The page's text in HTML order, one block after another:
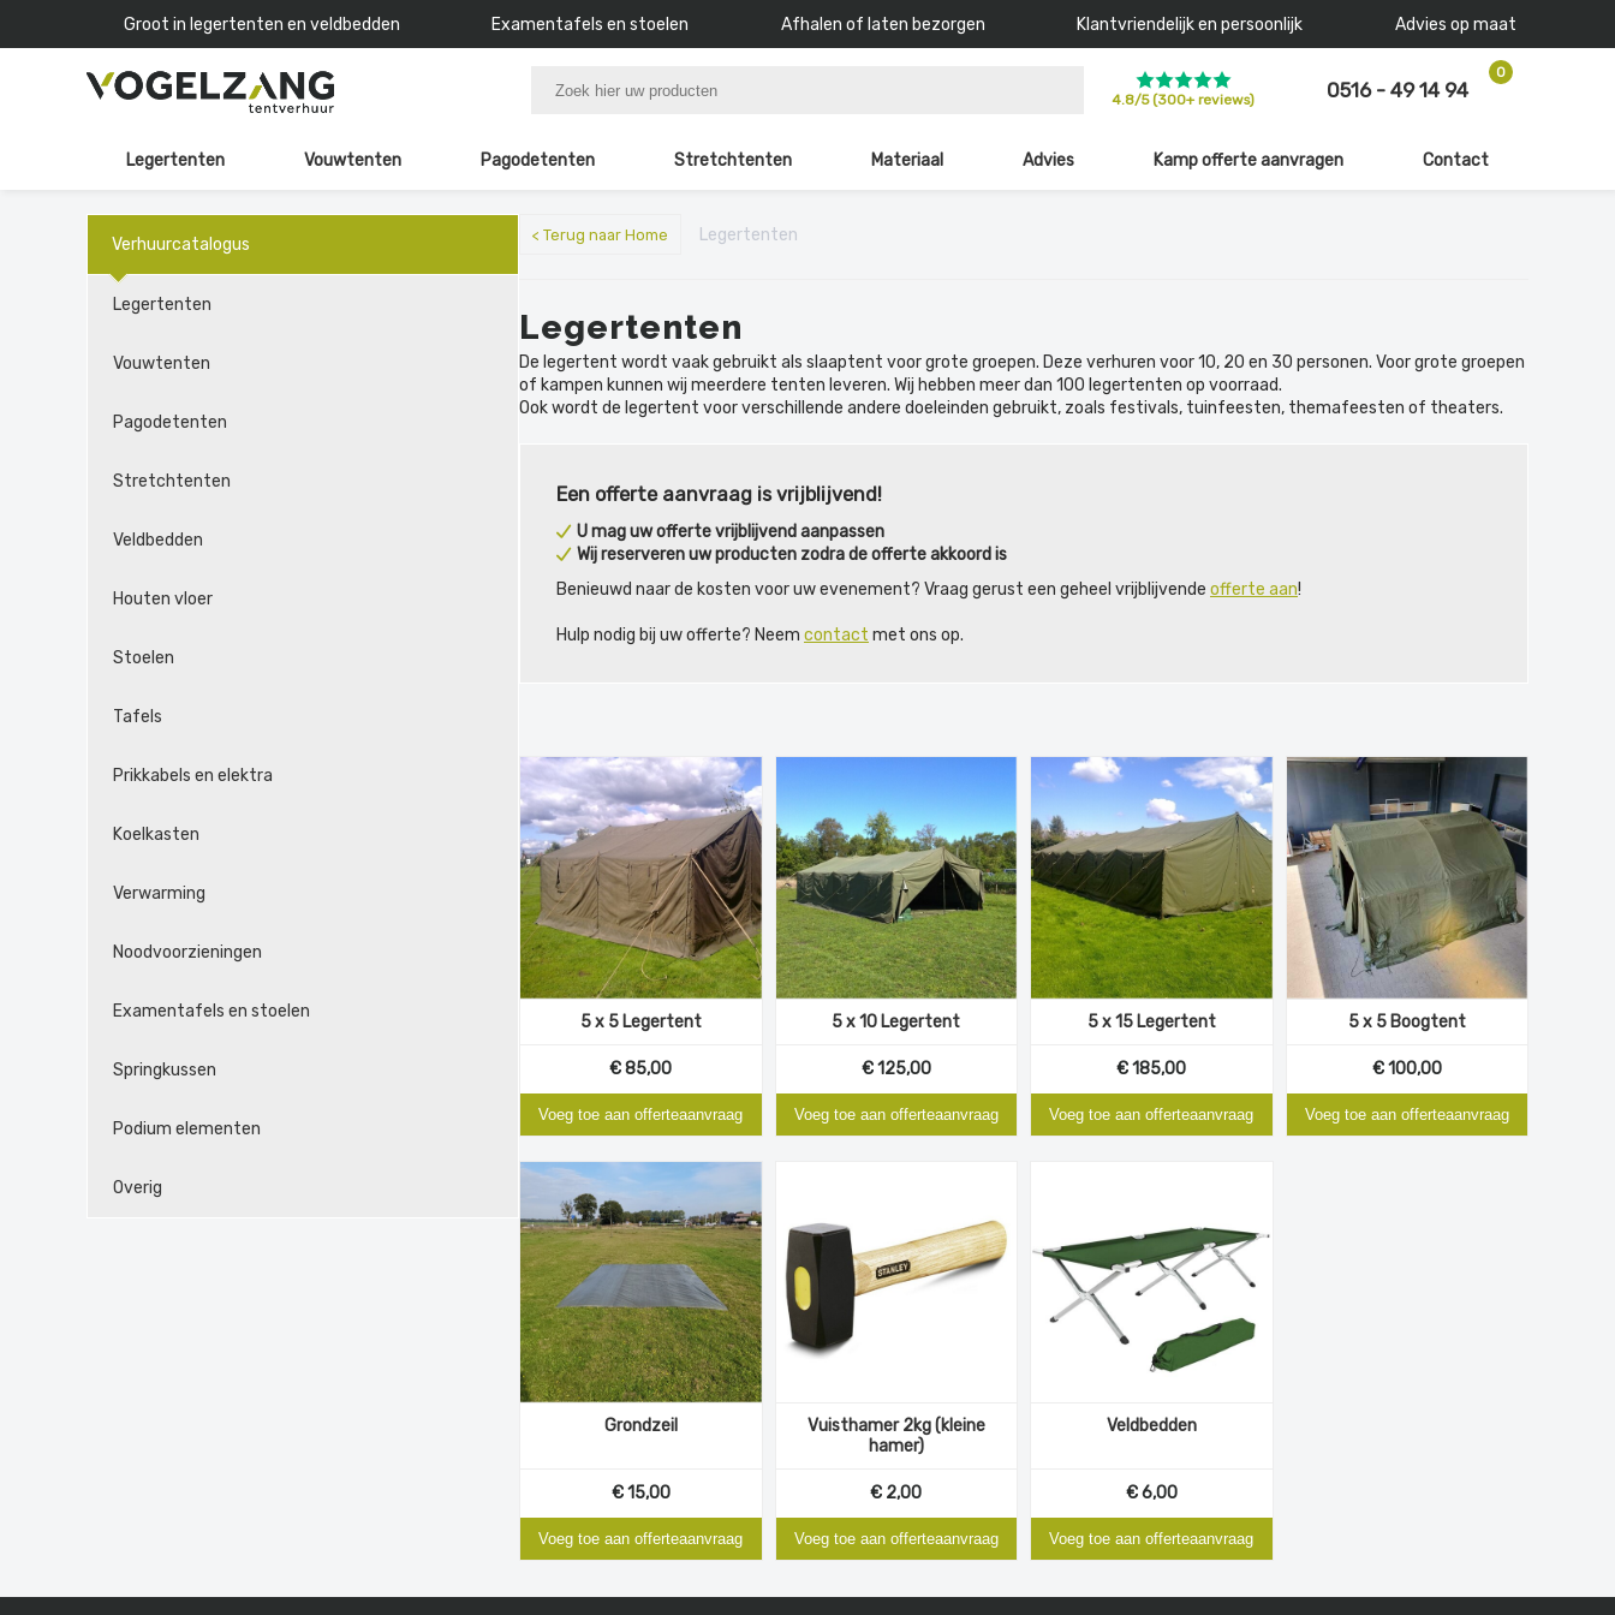
Groot in legertenten en veldbedden Examentafels en stoelen Afhalen of laten bezorgen Klantvriendelijk en persoonlijk Advies op maat
4.8/5(300+ reviews) 0516 - 49 14 94
0
Legertenten Vouwtenten Pagodetenten Stretchtenten Materiaal Advies Kamp offerte aanvragen Contact
Verhuurcatalogus
Legertenten
Vouwtenten
Pagodetenten
Stretchtenten
Veldbedden
Houten vloer
Stoelen
Tafels
Prikkabels en elektra
Koelkasten
Verwarming
Noodvoorzieningen
Examentafels en stoelen
Springkussen
Podium elementen
Overig
< Terug naar Home Legertenten
Legertenten
De legertent wordt vaak gebruikt als slaaptent voor grote groepen. Deze verhuren voor 10, 20 en 30 personen. Voor grote groepen
of kampen kunnen wij meerdere tenten leveren. Wij hebben meer dan 100 legertenten op voorraad.
Ook wordt de legertent voor verschillende andere doeleinden gebruikt, zoals festivals, tuinfeesten, themafeesten of theaters.
Een offerte aanvraag is vrijblijvend!
U mag uw offerte vrijblijvend aanpassen
Wij reserveren uw producten zodra de offerte akkoord is
Benieuwd naar de kosten voor uw evenement? Vraag gerust een geheel vrijblijvende offerte aan!
Hulp nodig bij uw offerte? Neem contact met ons op.
5 x 5 Legertent
€ 85,00
Voeg toe aan offerteaanvraag
5 x 10 Legertent
€ 125,00
Voeg toe aan offerteaanvraag
5 x 15 Legertent
€ 185,00
Voeg toe aan offerteaanvraag
5 x 5 Boogtent
€ 100,00
Voeg toe aan offerteaanvraag
Grondzeil
€ 15,00
Voeg toe aan offerteaanvraag
Vuisthamer 2kg (kleine
hamer)
€ 2,00
Voeg toe aan offerteaanvraag
Veldbedden
€ 6,00
Voeg toe aan offerteaanvraag